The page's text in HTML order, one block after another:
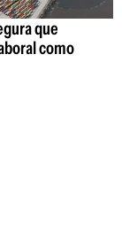
que
como